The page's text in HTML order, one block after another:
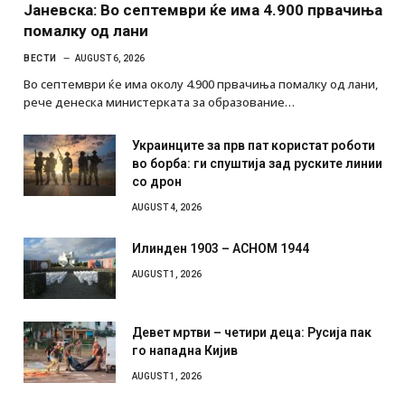
Јаневска: Во септември ќе има 4.900 првачиња
помалку од лани
ВЕСТИ AUGUST 6, 2026
Во септември ќе има околу 4.900 првачиња помалку од лани,
рече денеска министерката за образование…
Украинците за прв пат користат роботи
во борба: ги спуштија зад руските линии
со дрон
AUGUST 4, 2026
Илинден 1903 – АСНОМ 1944
AUGUST 1, 2026
Девет мртви – четири деца: Русија пак
го нападна Кијив
AUGUST 1, 2026